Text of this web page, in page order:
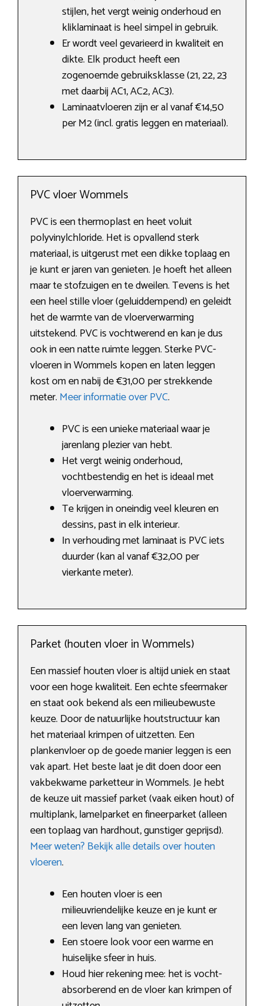
stijlen, het vergt weinig onderhoud en
kliklaminaat is heel simpel in gebruik.
Er wordt veel gevarieerd in kwaliteit en
dikte. Elk product heeft een
zogenoemde gebruiksklasse (21, 22, 23
met daarbij AC1, AC2, AC3).
Laminaatvloeren zijn er al vanaf €14,50
per M2 (incl. gratis leggen en materiaal).
PVC vloer Wommels
PVC is een thermoplast en heet voluit
polyvinylchloride. Het is opvallend sterk
materiaal, is uitgerust met een dikke toplaag en
je kunt er jaren van genieten. Je hoeft het alleen
maar te stofzuigen en te dweilen. Tevens is het
een heel stille vloer (geluiddempend) en geleidt
het de warmte van de vloerverwarming
uitstekend. PVC is vochtwerend en kan je dus
ook in een natte ruimte leggen. Sterke PVC-
vloeren in Wommels kopen en laten leggen
kost om en nabij de €31,00 per strekkende
meter. Meer informatie over PVC.
PVC is een unieke materiaal waar je
jarenlang plezier van hebt.
Het vergt weinig onderhoud,
vochtbestendig en het is ideaal met
vloerverwarming.
Te krijgen in oneindig veel kleuren en
dessins, past in elk interieur.
In verhouding met laminaat is PVC iets
duurder (kan al vanaf €32,00 per
vierkante meter).
Parket (houten vloer in Wommels)
Een massief houten vloer is altijd uniek en staat
voor een hoge kwaliteit. Een echte sfeermaker
en staat ook bekend als een milieubewuste
keuze. Door de natuurlijke houtstructuur kan
het materiaal krimpen of uitzetten. Een
plankenvloer op de goede manier leggen is een
vak apart. Het beste laat je dit doen door een
vakbekwame parketteur in Wommels. Je hebt
de keuze uit massief parket (vaak eiken hout) of
multiplank, lamelparket en fineerparket (alleen
een toplaag van hardhout, gunstiger geprijsd).
Meer weten? Bekijk alle details over houten
vloeren.
Een houten vloer is een
milieuvriendelijke keuze en je kunt er
een leven lang van genieten.
Een stoere look voor een warme en
huiselijke sfeer in huis.
Houd hier rekening mee: het is vocht-
absorberend en de vloer kan krimpen of